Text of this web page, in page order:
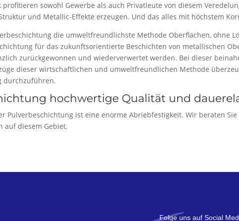
sowohl Gewerbe als auch Privatleute von diesem
und Metallic-Effekte erzeugen. Und das alles mit höchstem
die umweltfreundlichste Methode Oberflächen, ohne
für das zukunftsorientierte Beschichten von metallischen
zurückgewonnen und wiederverwertet werden. Bei dieser
dieser wirtschaftlichen und umweltfreundlichen Methode
durchzuführen.
hochwertige Qualität und
Pulverbeschichtung ist eine enorme Abriebfestigkeit. Wir beraten
auf diesem Gebiet.
Folge uns auf Social